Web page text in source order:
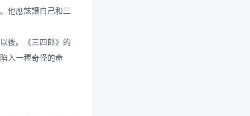
他應該讓自己和三
後。《三四郎》的
入一種奇怪的命